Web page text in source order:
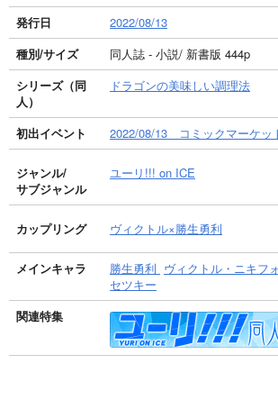
発行日
2022/08/13
種別/サイズ
同人誌 - 小説/ 新書版 444p
シリーズ（同
人）
ドラゴンの美味しい調理法
初出イベント 2022/08/13 コミックマーケッ
ジャンル/
サブジャンル
ユーリ!!! on ICE
カップリング ヴィクトル×勝生勇利
メインキャラ 勝生勇利 ヴィクトル・ニキフ
セツキー
関連特集